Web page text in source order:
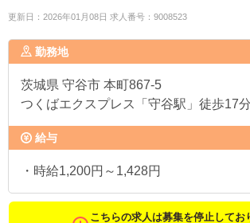
更新日：2026年01月08日 求人番号：9008523
勤務地
茨城県 守谷市 本町867-5
つくばエクスプレス「守谷駅」徒歩17分
給与
・時給1,200円～1,428円
こちらの求人は募集を停止してお